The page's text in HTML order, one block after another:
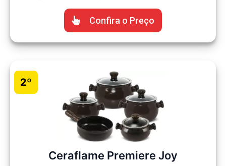
Confira o Preço
2º
Ceraflame Premiere Joy